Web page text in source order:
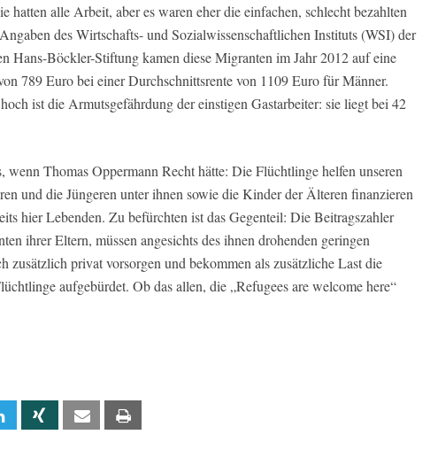
hatten alle Arbeit, aber es waren eher die einfachen, schlecht bezahlten
des Wirtschafts- und Sozialwissenschaftlichen Instituts (WSI) der
Hans-Böckler-Stiftung kamen diese Migranten im Jahr 2012 auf eine
789 Euro bei einer Durchschnittsrente von 1109 Euro für Männer.
ist die Armutsgefährdung der einstigen Gastarbeiter: sie liegt bei 42
wenn Thomas Oppermann Recht hätte: Die Flüchtlinge helfen unseren
und die Jüngeren unter ihnen sowie die Kinder der Älteren finanzieren
hier Lebenden. Zu befürchten ist das Gegenteil: Die Beitragszahler
ihrer Eltern, müssen angesichts des ihnen drohenden geringen
zusätzlich privat vorsorgen und bekommen als zusätzliche Last die
aufgebürdet. Ob das allen, die „Refugees are welcome here“
Linkedin Xing Email